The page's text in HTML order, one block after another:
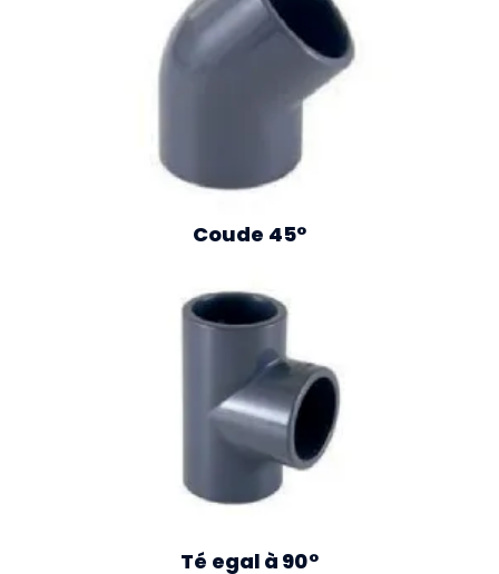
Coude 45°
Té egal à 90°